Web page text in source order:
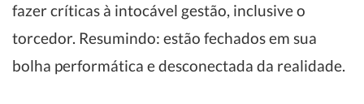
fazer críticas à intocável gestão, inclusive o
torcedor. Resumindo: estão fechados em sua
bolha performática e desconectada da realidade.